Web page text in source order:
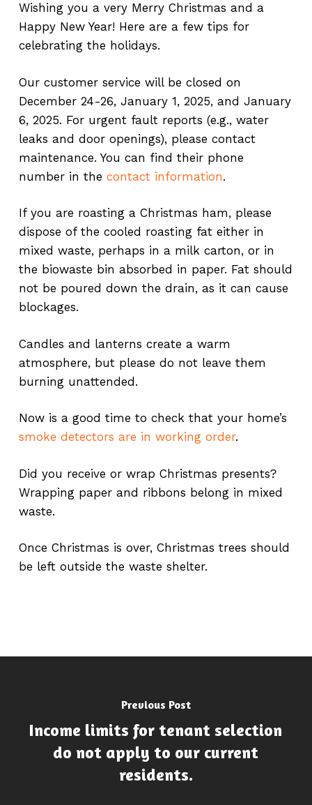
Wishing you a very Merry Christmas and a
Happy New Year! Here are a few tips for
celebrating the holidays.
Our customer service will be closed on
December 24-26, January 1, 2025, and January
6, 2025. For urgent fault reports (e.g., water
leaks and door openings), please contact
maintenance. You can find their phone
number in the contact information.
If you are roasting a Christmas ham, please
dispose of the cooled roasting fat either in
mixed waste, perhaps in a milk carton, or in
the biowaste bin absorbed in paper. Fat should
not be poured down the drain, as it can cause
blockages.
Candles and lanterns create a warm
atmosphere, but please do not leave them
burning unattended.
Now is a good time to check that your home’s
smoke detectors are in working order.
Did you receive or wrap Christmas presents?
Wrapping paper and ribbons belong in mixed
waste.
Once Christmas is over, Christmas trees should
be left outside the waste shelter.
Previous Post
Income limits for tenant selection
do not apply to our current
residents.